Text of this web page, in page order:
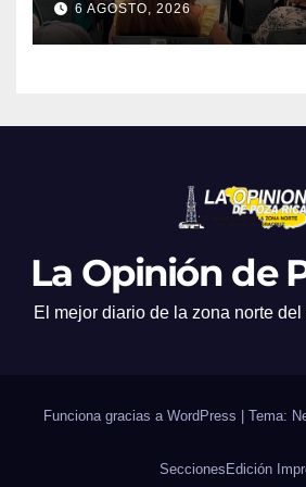
6 AGOSTO, 2026
La Opinión de
El mejor diario de la zona norte
Funciona gracias a WordPress Tema:
Secciones Edición